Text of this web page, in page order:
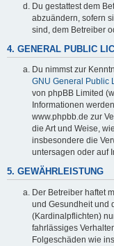
Du gestattest dem
abzuändern, sofern
sind, dem Betreiber
4. GENERAL PUBLIC
Du nimmst zur
GNU General Public
von phpBB Limited
Informationen
www.phpbb.de zur
die Art und Weise,
insbesondere die
untersagen oder auf
5. GEWÄHRLEISTUNG
Der Betreiber haftet
und Gesundheit und
(Kardinalpflichten)
fahrlässiges
Folgeschäden wie